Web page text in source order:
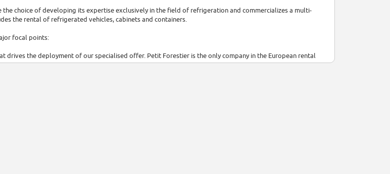
the choice of developing its expertise exclusively in the field of refrigeration and commercializes a multi-
the rental of refrigerated vehicles, cabinets and containers.
focal points:
drives the deployment of our specialised offer. Petit Forestier is the only company in the European rental
entirely devoted to refrigeration.